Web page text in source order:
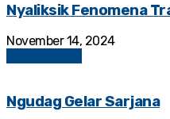
Nyaliksik Fenomena
November 14, 2024
Ngudag Gelar Sarjana